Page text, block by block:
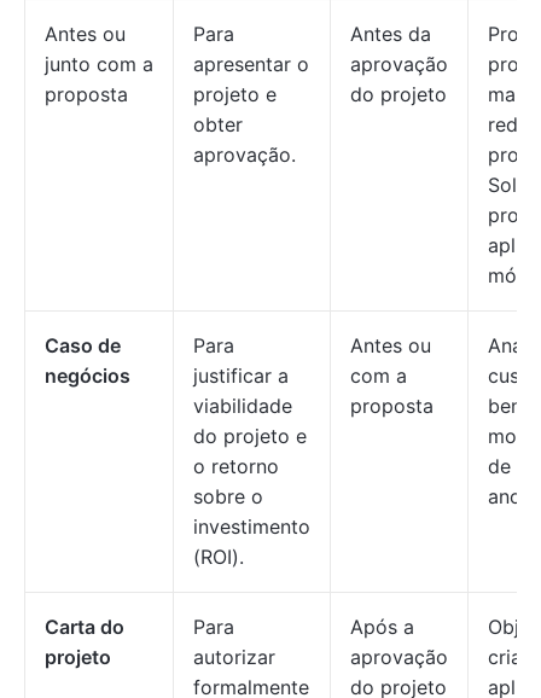
Antes ou
junto com a
proposta
Para
apresentar o
projeto e
obter
aprovação.
Antes da
aprovação
do projeto
Caso de
negócios
Para
justificar a
viabilidade
do projeto e
o retorno
sobre o
investimento
(ROI).
Antes ou
com a
proposta
de
anos.
Carta do
projeto
Para
autorizar
formalmente
Após a
aprovação
do projeto
criar